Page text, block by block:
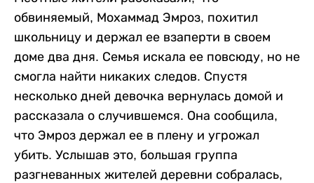
обвиняемый, Мохаммад Эмроз, похитил
школьницу и держал ее взаперти в своем
доме два дня. Семья искала ее повсюду, но не
смогла найти никаких следов. Спустя
несколько дней девочка вернулась домой и
рассказала о случившемся. Она сообщила,
что Эмроз держал ее в плену и угрожал
убить. Услышав это, большая группа
разгневанных жителей деревни собралась,